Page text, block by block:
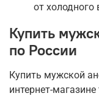
от холодного
Купить
по России
Купить мужской
интернет-